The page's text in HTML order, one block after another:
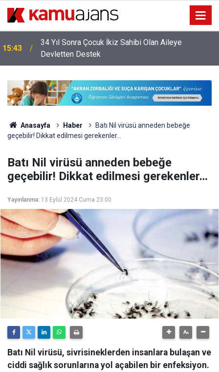
15:43
34 Yıl Sonra Çocuk İkiz Sahibi Olan Aileye
Devletten Destek
Anasayfa Haber
Batı Nil virüsü anneden bebeğe
geçebilir! Dikkat edilmesi gerekenler…
Batı Nil virüsü anneden bebeğe
geçebilir! Dikkat edilmesi gerekenler…
Yayınlanma: 13 Eylül 2024 Cuma 23:00
Batı Nil virüsü, sivrisineklerden insanlara bulaşan ve
ciddi sağlık sorunlarına yol açabilen bir enfeksiyon.